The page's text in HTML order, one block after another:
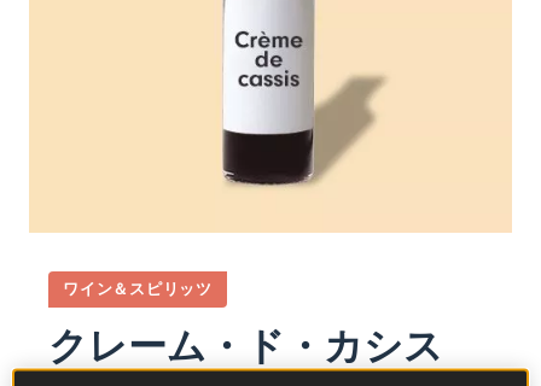
ワイン＆スピリッツ
クレーム・ド・カシス